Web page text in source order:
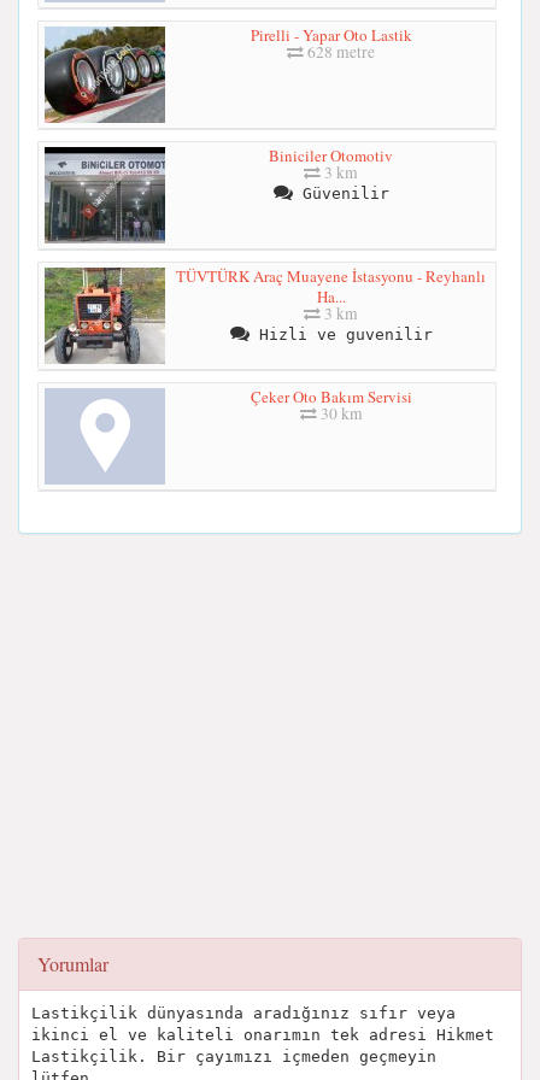
Pirelli - Yapar Oto Lastik
628 metre
Biniciler Otomotiv
3 km
Güvenilir
TÜVTÜRK Araç Muayene İstasyonu - Reyhanlı
Ha...
3 km
Hizli ve guvenilir
Çeker Oto Bakım Servisi
30 km
Yorumlar
Lastikçilik dünyasında aradığınız sıfır veya
ikinci el ve kaliteli onarımın tek adresi Hikmet
Lastikçilik. Bir çayımızı içmeden geçmeyin